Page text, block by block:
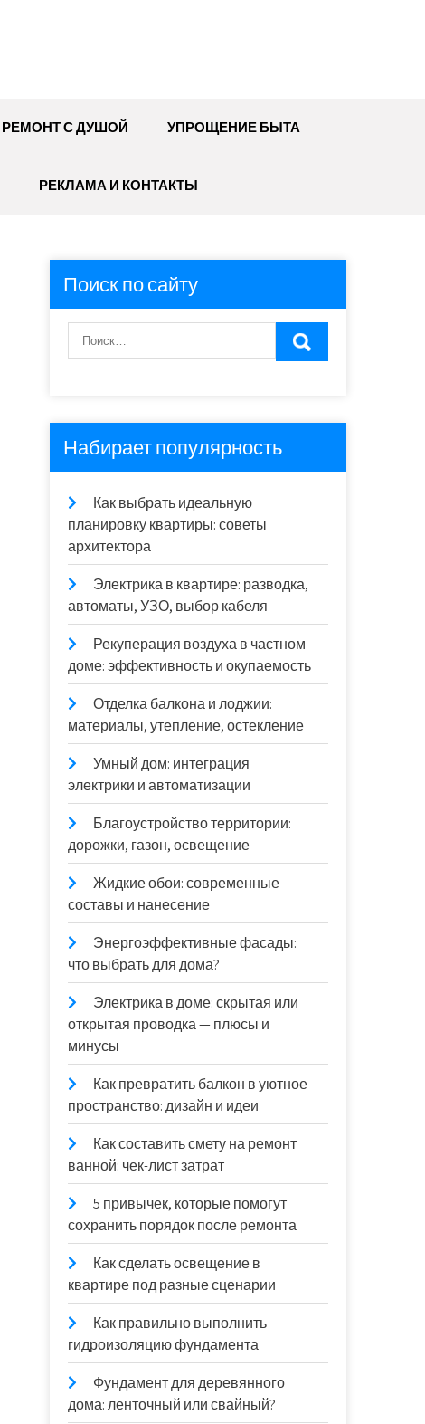
РЕМОНТ С ДУШОЙ УПРОЩЕНИЕ БЫТА
РЕКЛАМА И КОНТАКТЫ
Поиск по сайту
Набирает популярность
Как выбрать идеальную
планировку квартиры: советы
архитектора
Электрика в квартире: разводка,
автоматы, УЗО, выбор кабеля
Рекуперация воздуха в частном
доме: эффективность и окупаемость
Отделка балкона и лоджии:
материалы, утепление, остекление
Умный дом: интеграция
электрики и автоматизации
Благоустройство территории:
дорожки, газон, освещение
Жидкие обои: современные
составы и нанесение
Энергоэффективные фасады:
что выбрать для дома?
Электрика в доме: скрытая или
открытая проводка — плюсы и
минусы
Как превратить балкон в уютное
пространство: дизайн и идеи
Как составить смету на ремонт
ванной: чек-лист затрат
5 привычек, которые помогут
сохранить порядок после ремонта
Как сделать освещение в
квартире под разные сценарии
Как правильно выполнить
гидроизоляцию фундамента
Фундамент для деревянного
дома: ленточный или свайный?